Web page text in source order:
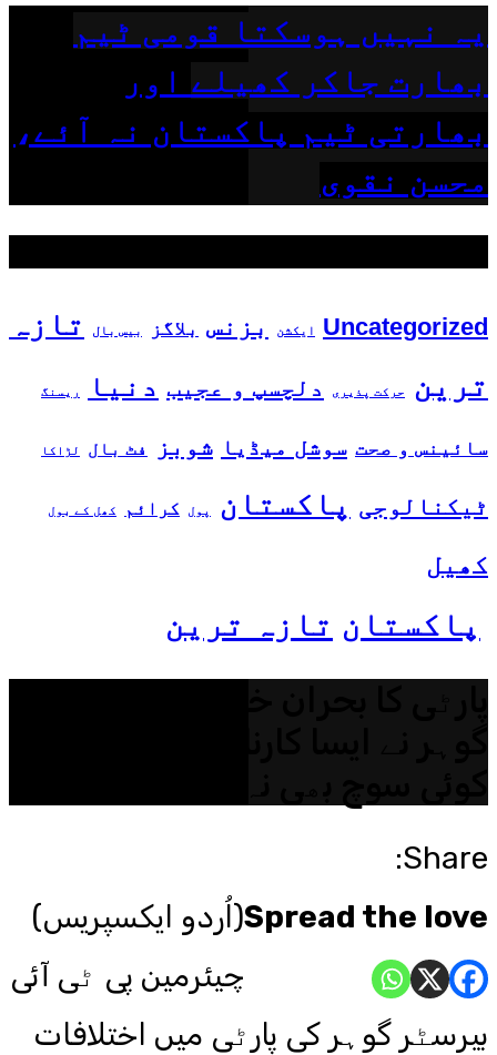
یہ نہیں ہوسکتا قومی ٹیم
بھارت جاکر کھیلے اور
بھارتی ٹیم پاکستان نہ آئے،
محسن نقوی
Uncategorized ایکشن بزنس بلاگز بیس بال
تازہ
ترین
حرکت پذیری دلچسپ و عجیب دنیا ریسنگ
سائینس و صحت سوشل میڈیا شوبز فٹ بال لڑاکا
ٹیکنالوجی پاکستان پول کرائم کھل کے بول
کھیل
پاکستان تازہ ترین
Share:
Spread the love(اُردو ایکسپریس)
چیئرمین پی ٹی آئی
بیرسٹر گوہر کی پارٹی میں اختلافات